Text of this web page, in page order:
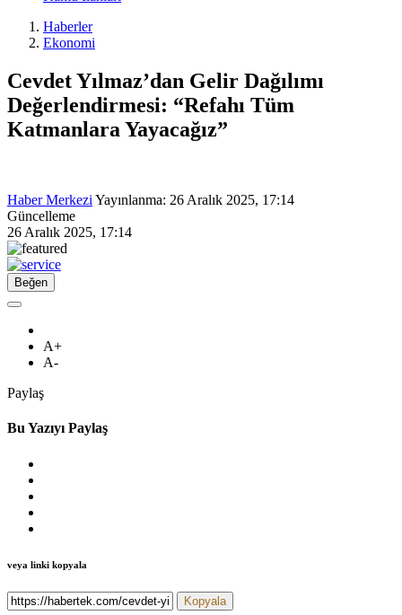
Haberler
Ekonomi
Cevdet Yılmaz’dan Gelir Dağılımı
Değerlendirmesi: “Refahı Tüm
Katmanlara Yayacağız”
Haber Merkezi Yayınlanma: 26 Aralık 2025, 17:14
Güncelleme
26 Aralık 2025, 17:14
Beğen
A+
A-
Paylaş
Bu Yazıyı Paylaş
veya linki kopyala
Kopyala